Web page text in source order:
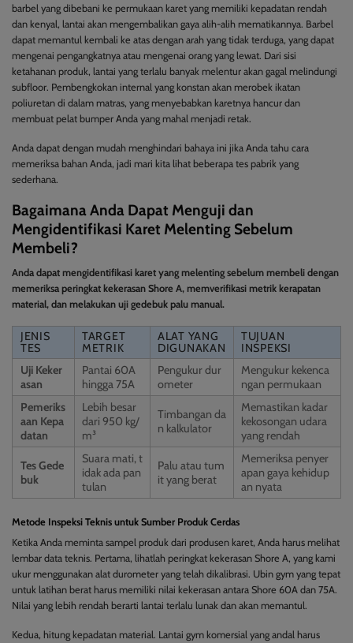
barbel yang dibebani ke permukaan karet yang memiliki kepadatan rendah
dan kenyal, lantai akan mengembalikan gaya alih-alih mematikannya. Barbel
dapat memantul kembali ke atas dengan arah yang tidak terduga, yang dapat
mengenai pengangkatnya atau mengenai orang yang lewat. Dari sisi
ketahanan produk, lantai yang terlalu banyak melentur akan gagal melindungi
subfloor. Pembengkokan internal yang konstan akan merobek ikatan
poliuretan di dalam matras, yang menyebabkan karetnya hancur dan
membuat pelat bumper Anda yang mahal menjadi retak.
Anda dapat dengan mudah menghindari bahaya ini jika Anda tahu cara
memeriksa bahan Anda, jadi mari kita lihat beberapa tes pabrik yang
sederhana.
Bagaimana Anda Dapat Menguji dan
Mengidentifikasi Karet Melenting Sebelum
Membeli?
Anda dapat mengidentifikasi karet yang melenting sebelum membeli dengan
memeriksa peringkat kekerasan Shore A, memverifikasi metrik kerapatan
material, dan melakukan uji gedebuk palu manual.
JENIS
TES
TARGET
METRIK
ALAT YANG
DIGUNAKAN
TUJUAN
INSPEKSI
Uji Keker
asan
Pantai 60A
hingga 75A
Pengukur dur
ometer
Mengukur kekenca
ngan permukaan
Pemeriks
aan Kepa
datan
Lebih besar
dari 950 kg/
m³
Timbangan da
n kalkulator
Memastikan kadar
kekosongan udara
yang rendah
Tes Gede
buk
Suara mati, t
idak ada pan
tulan
Palu atau tum
it yang berat
Memeriksa penyer
apan gaya kehidup
an nyata
Metode Inspeksi Teknis untuk Sumber Produk Cerdas
Ketika Anda meminta sampel produk dari produsen karet, Anda harus melihat
lembar data teknis. Pertama, lihatlah peringkat kekerasan Shore A, yang kami
ukur menggunakan alat durometer yang telah dikalibrasi. Ubin gym yang tepat
untuk latihan berat harus memiliki nilai kekerasan antara Shore 60A dan 75A.
Nilai yang lebih rendah berarti lantai terlalu lunak dan akan memantul.
Kedua, hitung kepadatan material. Lantai gym komersial yang andal harus